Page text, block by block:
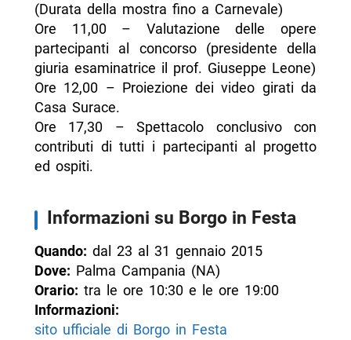
(Durata della mostra fino a Carnevale)
Ore 11,00 – Valutazione delle opere
partecipanti al concorso (presidente della
giuria esaminatrice il prof. Giuseppe Leone)
Ore 12,00 – Proiezione dei video girati da
Casa Surace.
Ore 17,30 – Spettacolo conclusivo con
contributi di tutti i partecipanti al progetto
ed ospiti.
Informazioni su Borgo in Festa
Quando: dal 23 al 31 gennaio 2015
Dove: Palma Campania (NA)
Orario: tra le ore 10:30 e le ore 19:00
Informazioni:
sito ufficiale di Borgo in Festa